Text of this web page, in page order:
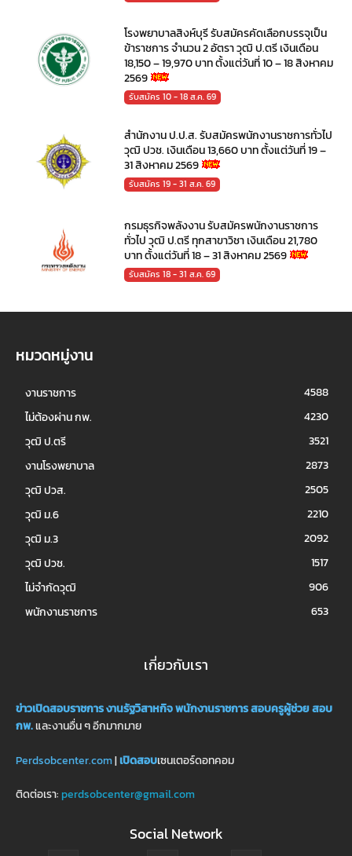
โรงพยาบาลสิงห์บุรี รับสมัครคัดเลือกบรรจุเป็น
ข้าราชการ จำนวน 2 อัตรา วุฒิ ป.ตรี เงินเดือน
18,150 – 19,970 บาท ตั้งแต่วันที่ 10 – 18 สิงหาคม
2569
รับสมัคร 10 - 18 ส.ค. 69
สำนักงาน ป.ป.ส. รับสมัครพนักงานราชการทั่วไป
วุฒิ ปวช. เงินเดือน 13,660 บาท ตั้งแต่วันที่ 19 –
31 สิงหาคม 2569
รับสมัคร 19 - 31 ส.ค. 69
กรมธุรกิจพลังงาน รับสมัครพนักงานราชการ
ทั่วไป วุฒิ ป.ตรี ทุกสาขาวิชา เงินเดือน 21,780
บาท ตั้งแต่วันที่ 18 – 31 สิงหาคม 2569
รับสมัคร 18 - 31 ส.ค. 69
หมวดหมู่งาน
งานราชการ
4588
ไม่ต้องผ่าน กพ.
4230
วุฒิ ป.ตรี
3521
งานโรงพยาบาล
2873
วุฒิ ปวส.
2505
วุฒิ ม.6
2210
วุฒิ ม.3
2092
วุฒิ ปวช.
1517
ไม่จำกัดวุฒิ
906
พนักงานราชการ
653
เกี่ยวกับเรา
ข่าวเปิดสอบราชการงานรัฐวิสาหกิจพนักงานราชการสอบครูผู้ช่วยสอบ
กพ.และงานอื่น ๆ อีกมากมาย
Perdsobcenter.com|เปิดสอบเซนเตอร์ดอทคอม
ติดต่อเรา: perdsobcenter@gmail.com
Social Network